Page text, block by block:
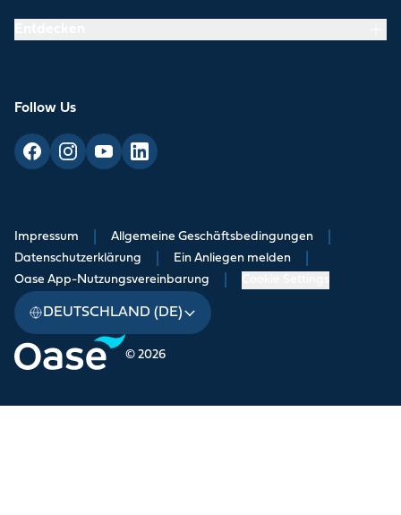
Follow Us
© 2026
Impressum Allgemeine Geschäftsbedingungen
Datenschutzerklärung Ein Anliegen melden
Oase App-Nutzungsvereinbarung
DEUTSCHLAND (DE)